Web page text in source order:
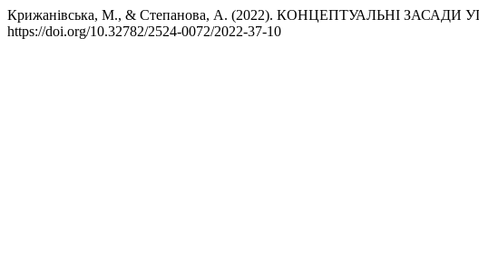
Крижанівська, М., & Степанова, А. (2022). КОНЦЕПТУАЛЬНІ
https://doi.org/10.32782/2524-0072/2022-37-10